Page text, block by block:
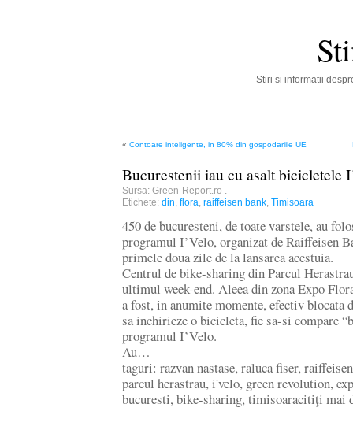
Stiri si informatii
« Contoare inteligente, in 80% din gospodariile UE
Bucurestenii iau cu asalt bicicletele
Sursa: Green-Report.ro
Etichete: din flora raiffeisen bank Timisoara
450 de bucuresteni, de toate varstele, au
programul I’Velo, organizat de Raiffeisen
primele doua zile de la lansarea acestuia.
Centrul de bike-sharing din Parcul
ultimul week-end. Aleea din zona Expo
a fost, in anumite momente, efectiv blocata
sa inchirieze o bicicleta, fie sa-si compare
programul I’Velo.
Au…
taguri: razvan nastase, raluca fiser,
parcul herastrau, i'velo, green revolution,
bucuresti, bike-sharing, timisoaracitiţi mai